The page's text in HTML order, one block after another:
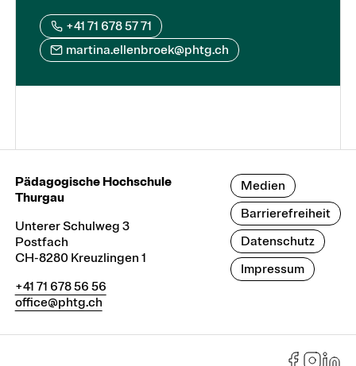
+41 71 678 57 71
martina.ellenbroek@phtg.ch
Pädagogische Hochschule
Thurgau
Unterer Schulweg 3
Postfach
CH-8280 Kreuzlingen 1
+41 71 678 56 56
office@phtg.ch
Medien
Barrierefreiheit
Datenschutz
Impressum